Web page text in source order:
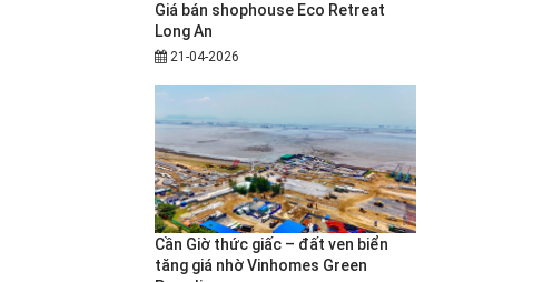
Giá bán shophouse Eco Retreat
Long An
21-04-2026
Cần Giờ thức giấc – đất ven biển
tăng giá nhờ Vinhomes Green